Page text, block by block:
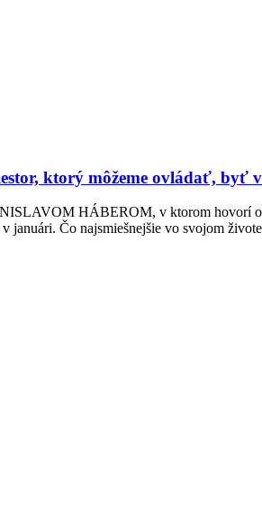
ktorý môžeme ovládať, byť
HÁBEROM, v ktorom hovorí
Čo najsmiešnejšie vo svojom